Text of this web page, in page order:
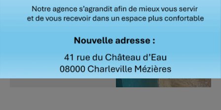
Extinction
Télésurveillance
Réseau informatique